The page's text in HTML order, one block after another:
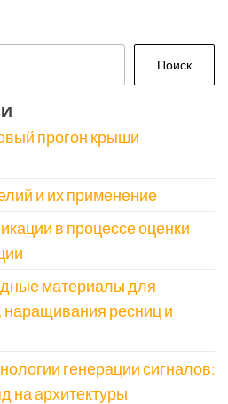
Поиск
прогон крыши
и их применение
в процессе оценки
материалы для
ресниц и
генерации сигналов:
на архитектуры